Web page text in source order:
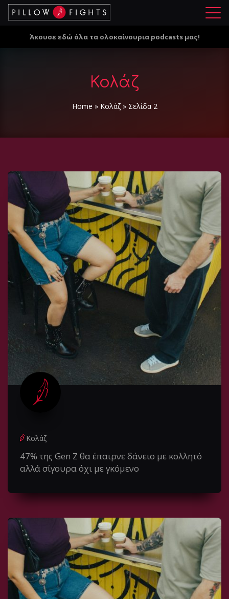
Μ
ο
Άκουσε εδώ όλα τα ολοκαίνουρια podcasts μας!
Κολάζ
Home » Κολάζ» Σελίδα 2
Κολάζ
47% της Gen Z θα έπαιρνε δάνειο με κολλητό
αλλά σίγουρα όχι με γκόμενο